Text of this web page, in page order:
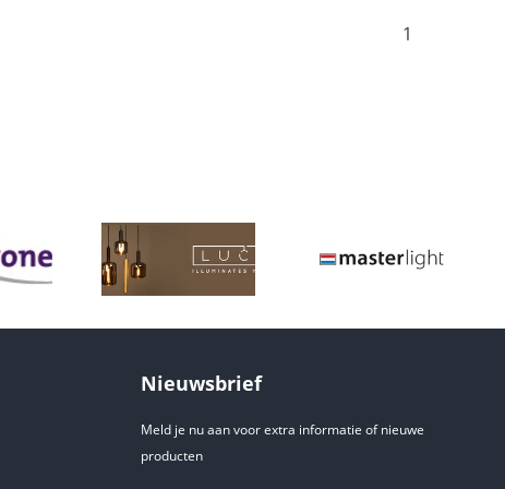
1
Nieuwsbrief
Meld je nu aan voor extra informatie of nieuwe
producten